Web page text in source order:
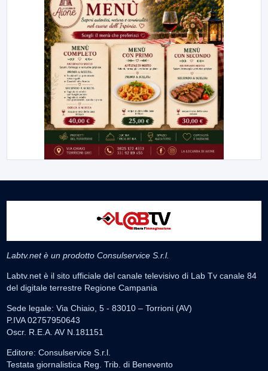
Labtv.net è un prodotto Consulservice S.r.l.
Labtv.net è il sito ufficiale del canale televisivo di Lab Tv canale 84
del digitale terrestre Regione Campania
Sede legale: Via Chiaio, 5 - 83010 – Torrioni (AV)
P.IVA 02757950643
Oscr. R.E.A. AV N.181151
Editore: Consulservice S.r.l.
Testata giornalistica Reg. Trib. di Benevento